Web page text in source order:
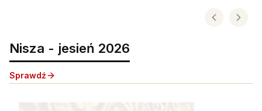
Nisza - jesień 2026
Sprawdź